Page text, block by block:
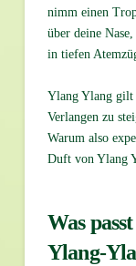
nimm einen
über deine
in tiefen
Ylang Ylang gilt
Verlangen zu
Warum also
Duft von Ylang
Was
Ylang-